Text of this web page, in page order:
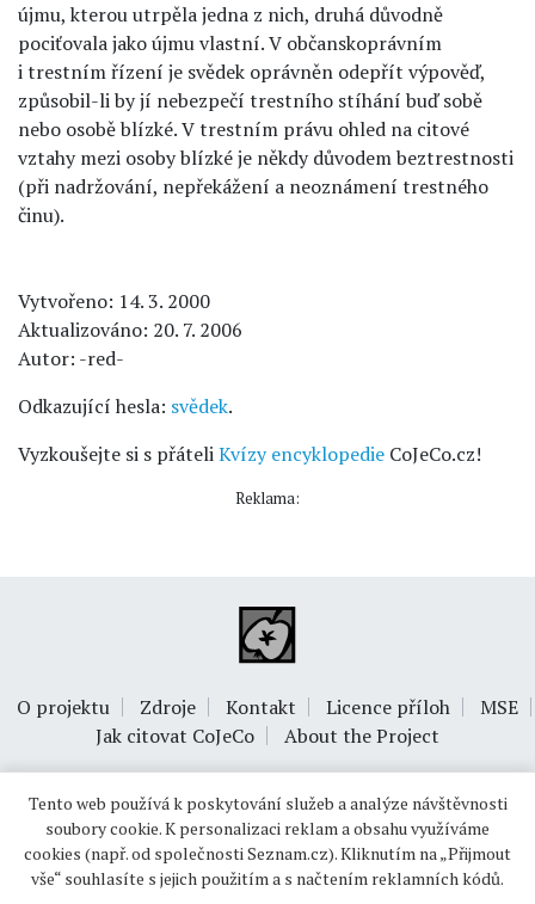
újmu, kterou utrpěla jedna z nich, druhá důvodně
pociťovala jako újmu vlastní. V občanskoprávním
i trestním řízení je svědek oprávněn odepřít výpověď,
způsobil-li by jí nebezpečí trestního stíhání buď sobě
nebo osobě blízké. V trestním právu ohled na citové
vztahy mezi osoby blízké je někdy důvodem beztrestnosti
(při nadržování, nepřekážení a neoznámení trestného
činu).
Vytvořeno: 14. 3. 2000
Aktualizováno: 20. 7. 2006
Autor: -red-
Odkazující hesla: svědek.
Vyzkoušejte si s přáteliKvízy encyklopedie CoJeCo.cz!
Reklama:
O projektu Zdroje Kontakt Licence příloh
MSE
Jak citovat CoJeCo
About the Project
© 1999-2026OPTIMUS s.r.o.
Tento web používá k poskytování služeb a analýze návštěvnosti
soubory cookie. K personalizaci reklam a obsahu využíváme
cookies (např. od společnosti Seznam.cz). Kliknutím na „Přijmout
vše“ souhlasíte s jejich použitím a s načtením reklamních kódů.